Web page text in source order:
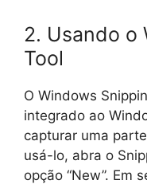
2. Usando o
Tool
O Windows
integrado ao
capturar uma
usá-lo, abra o
opção “New”. Em